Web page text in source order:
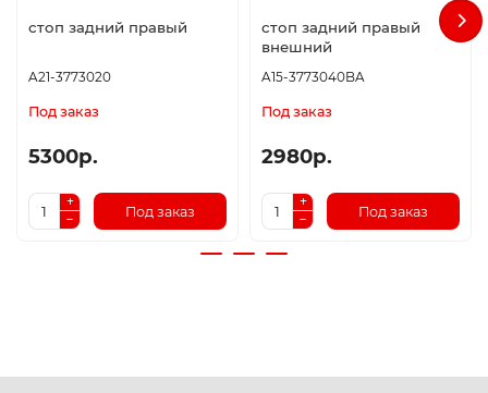
стоп задний правый
A21-3773020
Под заказ
5300р.
Под заказ
стоп задний правый
внешний
A15-3773040BA
Под заказ
2980р.
Под заказ